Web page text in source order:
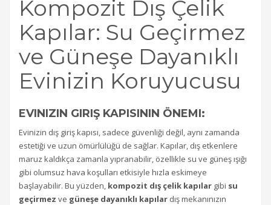
Kompozit Dış Çelik
Kapılar: Su Geçirmez
ve Güneşe Dayanıklı
Evinizin Koruyucusu
EVINIZIN GIRIŞ KAPISININ ÖNEMI:
Evinizin dış giriş kapısı, sadece güvenliği değil, aynı zamanda
estetiği ve uzun ömürlülüğü de sağlar. Kapılar, dış etkenlere
maruz kaldıkça zamanla yıpranabilir, özellikle su ve güneş ışığı
gibi olumsuz hava koşulları etkisiyle hızla eskimeye
başlayabilir. Bu yüzden, kompozit dış çelik kapılar gibi su
geçirmez ve güneşe dayanıklı kapılar dış mekanınızın